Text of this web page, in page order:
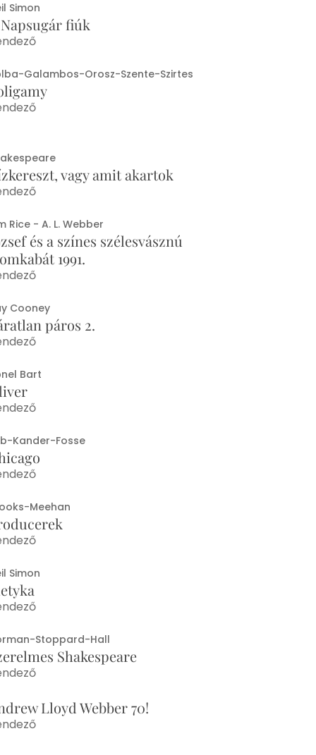
Simon
fiúk
Galambos-Orosz-Szente-Szirtes
vagy amit akartok
Rice - A. L. Webber
és a színes szélesvásznú
1991.
Cooney
páros 2.
Bart
Kander-Fosse
Meehan
Simon
Stoppard-Hall
Shakespeare
Lloyd Webber 70!